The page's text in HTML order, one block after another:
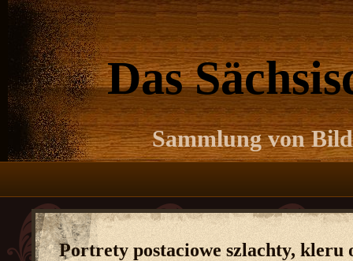
Das
Sammlung von
Portrety postaciowe szlachty, kleru